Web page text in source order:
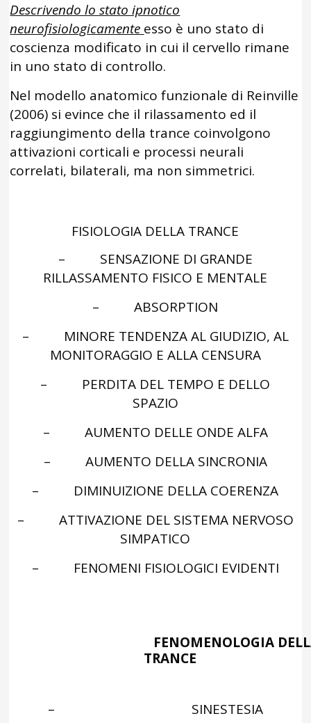
Descrivendo lo stato ipnotico
neurofisiologicamente esso è uno stato di
coscienza modificato in cui il cervello rimane
in uno stato di controllo.
Nel modello anatomico funzionale di Reinville
(2006) si evince che il rilassamento ed il
raggiungimento della trance coinvolgono
attivazioni corticali e processi neurali
correlati, bilaterali, ma non simmetrici.
FISIOLOGIA DELLA TRANCE
– SENSAZIONE DI GRANDE
RILLASSAMENTO FISICO E MENTALE
– ABSORPTION
– MINORE TENDENZA AL GIUDIZIO, AL
MONITORAGGIO E ALLA CENSURA
– PERDITA DEL TEMPO E DELLO
SPAZIO
– AUMENTO DELLE ONDE ALFA
– AUMENTO DELLA SINCRONIA
– DIMINUIZIONE DELLA COERENZA
– ATTIVAZIONE DEL SISTEMA NERVOSO
SIMPATICO
– FENOMENI FISIOLOGICI EVIDENTI
FENOMENOLOGIA
TRANCE
–
SINESTESIA